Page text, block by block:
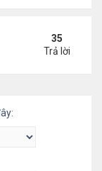
35
Trả lời